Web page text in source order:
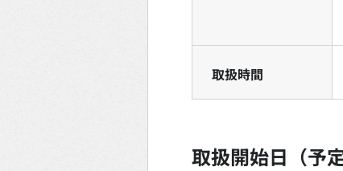
取扱時間
取扱開始日（予定